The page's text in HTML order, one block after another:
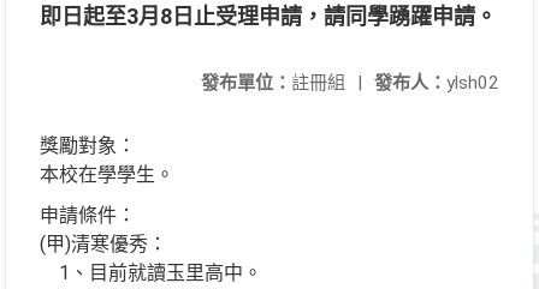
即日起至3月8日止受理申請，請同學踴躍申請。
發布人： ylsh02
發布單位： 註冊組 |
獎勵對象：
本校在學學生。
申請條件：
(甲)清寒優秀：
1、目前就讀玉里高中。